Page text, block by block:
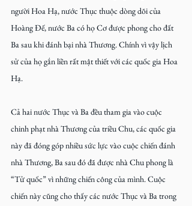
người Hoa Hạ, nước Thục thuộc dòng dõi của
Hoàng Đế, nước Ba có họ Cơ được phong cho đất
Ba sau khi đánh bại nhà Thương. Chính vì vậy lịch
sử của họ gắn liền rất mật thiết với các quốc gia Hoa
Hạ.
Cả hai nước Thục và Ba đều tham gia vào cuộc
chinh phạt nhà Thương của triều Chu, các quốc gia
này đã đóng góp nhiều sức lực vào cuộc chiến đánh
nhà Thương, Ba sau đó đã được nhà Chu phong là
“Tử quốc” vì những chiến công của mình. Cuộc
chiến này cũng cho thấy các nước Thục và Ba trong